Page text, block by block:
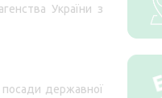
України з
посади державної